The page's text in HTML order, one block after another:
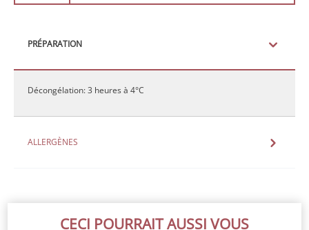
PRÉPARATION
Décongélation: 3 heures à 4°C
ALLERGÈNES
CECI POURRAIT AUSSI VOUS